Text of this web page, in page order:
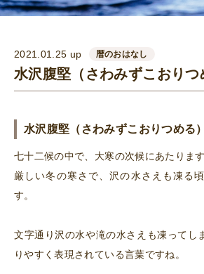
2021.01.25 up 暦のおはなし
水沢腹堅（さわみずこおりつ
水沢腹堅（さわみずこおりつめる）
七十二候の中で、大寒の次候にあたります
厳しい冬の寒さで、沢の水さえも凍る
す。
文字通り沢の水や滝の水さえも凍ってし
りやすく表現されている言葉ですね。